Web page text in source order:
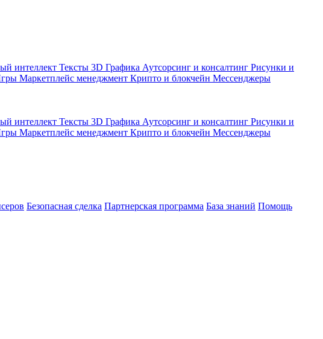
интеллект Тексты 3D Графика Аутсорсинг и консалтинг Рисунки и
Маркетплейс менеджмент Крипто и блокчейн Мессенджеры
интеллект Тексты 3D Графика Аутсорсинг и консалтинг Рисунки и
Маркетплейс менеджмент Крипто и блокчейн Мессенджеры
Безопасная сделка Партнерская программа База знаний Помощь